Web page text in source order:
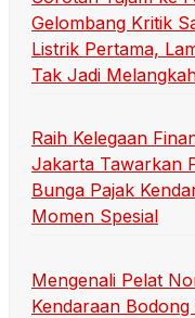
Gelombang Kritik
Listrik Pertama,
Tak Jadi
Raih Kelegaan
Jakarta Tawarkan
Bunga Pajak
Momen Spesial
Mengenali Pelat
Kendaraan Bodong